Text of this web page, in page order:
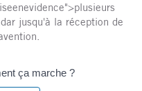
jusqu'à la réception de
ça marche ?